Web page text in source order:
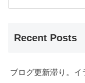
Recent Posts
ブログ更新滞り。